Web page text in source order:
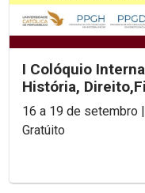
I Colóquio
História,
16 a 19 de setembro